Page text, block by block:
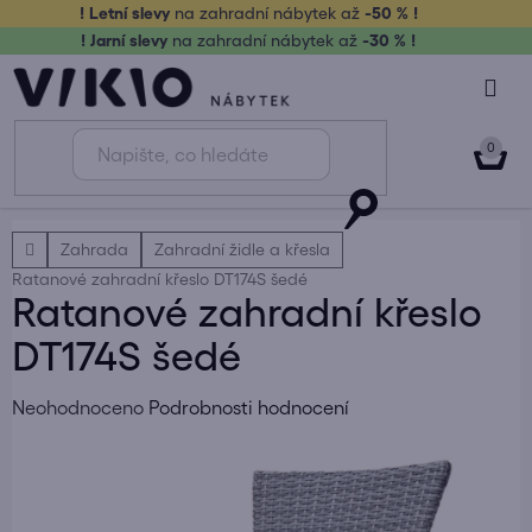
obsah
! Letní slevy na zahradní nábytek až-50 % !
! Jarní slevy na zahradní nábytek až -30 % !
DomůZahrada
Zahradní židle a křesla
Ratanové zahradní křeslo DT174S šedé
Ratanové zahradní křeslo
DT174S šedé
Průměrné
Neohodnoceno Podrobnosti hodnocení